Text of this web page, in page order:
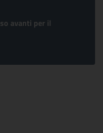
avanti per il